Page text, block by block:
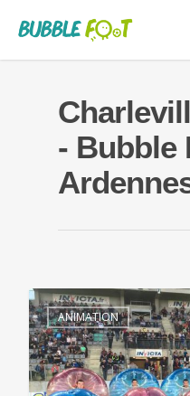
- Bubble
ANIMATION